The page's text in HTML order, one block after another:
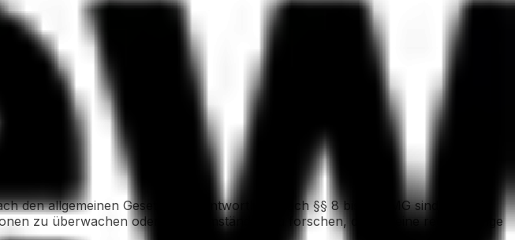
den allgemeinen Gesetzen verantwortlich. Nach §§ 8 bis 10 TMG sind wir als
zu überwachen oder nach Umständen zu forschen, die auf eine rechtswidrige